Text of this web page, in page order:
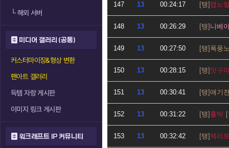
└해외 서버
미디어 갤러리 (공통)
커스터마이징&형상 변환
팬아트 갤러리
득템 자랑 게시판
이미지 링크 게시판
워크래프트 IP 커뮤니티
147 13 00:24:17 앱노
148 13 00:26:29 니베
149 13 00:27:50 폭풍
150 13 00:28:15 맛구
151 13 00:30:41 애기
152 13 00:31:22 홀딱
153 13 00:32:42 체리